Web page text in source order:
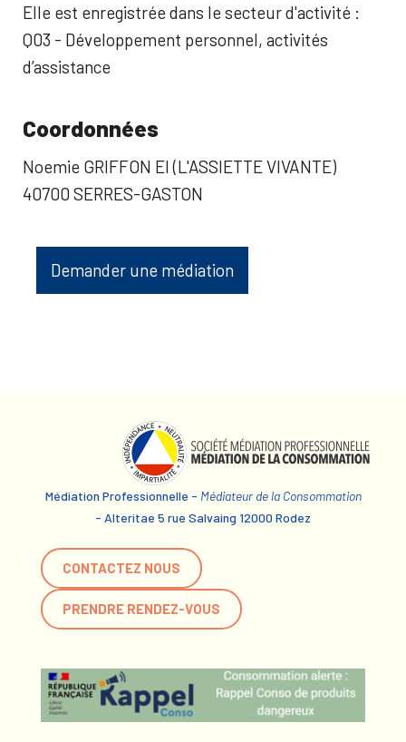
Elle est enregistrée dans le secteur d'activité :
Q03 - Développement personnel, activités
d’assistance
Coordonnées
Noemie GRIFFON EI (L'ASSIETTE VIVANTE)
40700 SERRES-GASTON
Demander une médiation
Médiation Professionnelle - Médiateur de la Consommation
- Alteritae 5 rue Salvaing 12000 Rodez
CONTACTEZ NOUS
PRENDRE RENDEZ-VOUS